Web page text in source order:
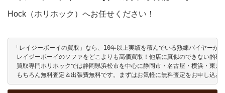
Hock（ホリホック）へお任せください！
「レイジーボーイの買取」なら、10年以上実績を積んでいる熟練バイヤー
レイジーボーイのソファをどこよりも高価買取！他店に真似のできない的確
買取専門ホリホックでは静岡県浜松市を中心に静岡市・名古屋・横浜・東
もちろん無料査定＆出張費無料です。まずはお気軽に無料査定をお申し込み